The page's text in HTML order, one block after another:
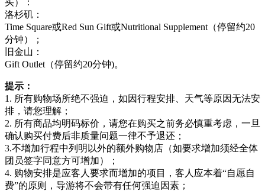
洛杉矶：
Time Square或Red Sun Gift或Nutritional Supplement（停留约20
分钟）；
旧金山：
Gift Outlet（停留约20分钟)。
提示：
1. 所有购物场所绝不强迫，如因行程安排、天气等原因无法安
排，请您理解；
2. 所有商品均明码标价，请您在购买之前务必慎重考虑，一旦
确认购买付费后非质量问题一律不予退还；
3.不增加行程中列明以外的额外购物店（如要求增加须经全体
团员签字同意方可增加）；
4. 购物安排是应客人要求而增加的项目，客人应本着“自愿自
费”的原则，导游将不会带有任何强迫因素；